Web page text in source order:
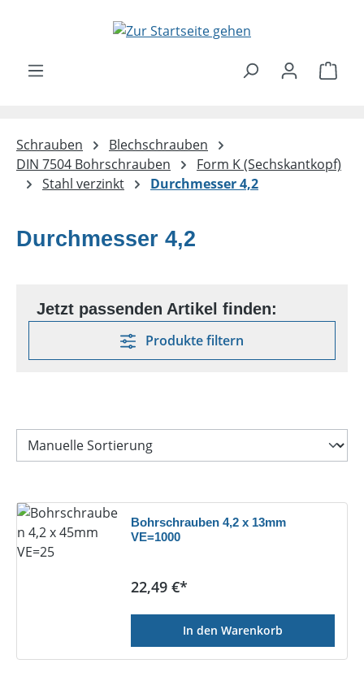
Zum Hauptinhalt springen
Schrauben
Blechschrauben
DIN 7504 Bohrschrauben
Form K (Sechskantkopf)
Stahl verzinkt
Durchmesser 4,2
Durchmesser 4,2
Produkte filtern
Bohrschrauben 4,2 x 13mm
VE=1000
Regulärer Preis:
22,49 €*
In den Warenkorb